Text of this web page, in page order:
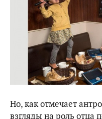
Но, как отмечает
взгляды на роль отца